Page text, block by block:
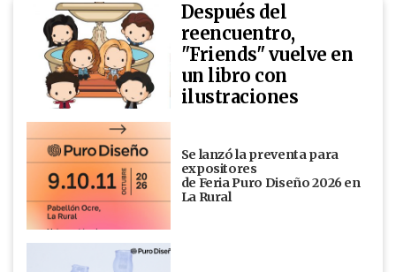
Después del
reencuentro,
"Friends" vuelve en
un libro con
ilustraciones
Se lanzó la preventa para
expositores
de Feria Puro Diseño 2026 en
La Rural